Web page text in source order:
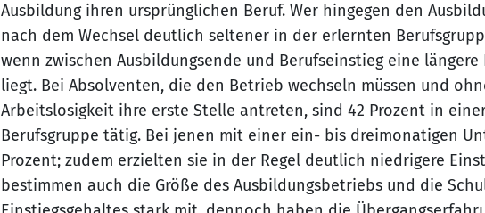
Ausbildung ihren ursprünglichen Beruf. Wer hingegen den
nach dem Wechsel deutlich seltener in der erlernten
wenn zwischen Ausbildungsende und Berufseinstieg eine
liegt. Bei Absolventen, die den Betrieb wechseln müssen und
Arbeitslosigkeit ihre erste Stelle antreten, sind 42 Prozent in
Berufsgruppe tätig. Bei jenen mit einer ein- bis dreimonatigen
Prozent; zudem erzielten sie in der Regel deutlich niedrigere
bestimmen auch die Größe des Ausbildungsbetriebs und die